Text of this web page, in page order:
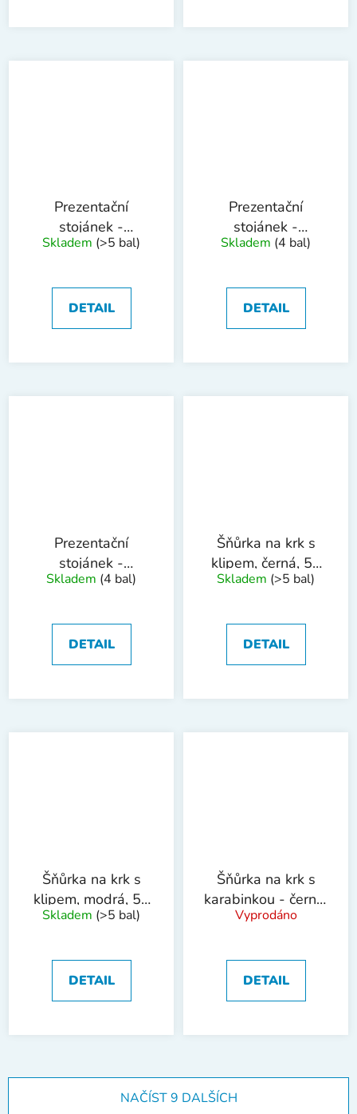
Prezentační
stojánek -
plastový, 8 x 5,7
Skladem (>5 bal)
DETAIL
Prezentační
stojánek -
plastový, 10 x 6,7
Skladem (4 bal)
DETAIL
Prezentační
stojánek -
plastový, 20 x 8
Skladem (4 bal)
DETAIL
Šňůrka na krk s
klipem, černá, 50
ks
Skladem (>5 bal)
DETAIL
Šňůrka na krk s
klipem, modrá, 50
ks
Skladem (>5 bal)
DETAIL
Šňůrka na krk s
karabinkou - černá,
10 ks
Vyprodáno
DETAIL
NAČÍST 9 DALŠÍCH